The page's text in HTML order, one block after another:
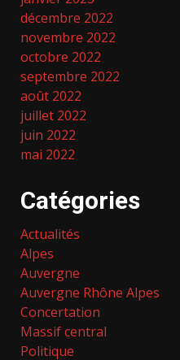
décembre 2022
novembre 2022
octobre 2022
septembre 2022
août 2022
juillet 2022
juin 2022
mai 2022
Catégories
Actualités
Alpes
Auvergne
Auvergne Rhône Alpes
Concertation
Massif central
Politique